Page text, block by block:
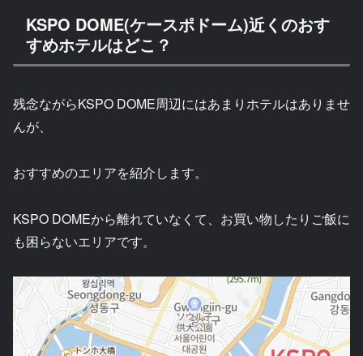
KSPO DOME(ケースポドーム)近くのおす
すめホテルはどこ？
残念ながらKSPO DOME周辺にはあまりホテルはありませ
んが、
おすすめのエリアを紹介します。
KSPO DOMEから離れていなくて、お買い物したりご飯に
も困らないエリアです。